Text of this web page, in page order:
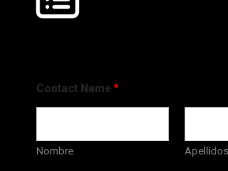
Contact Name *
Nombre Apellidos